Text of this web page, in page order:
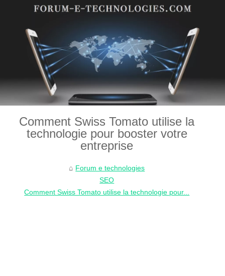
Comment Swiss Tomato utilise la
technologie pour booster votre
entreprise
Forum e technologies
SEO
Comment Swiss Tomato utilise la technologie pour...